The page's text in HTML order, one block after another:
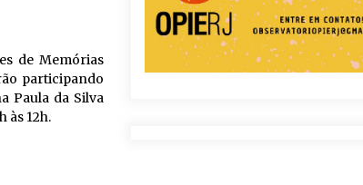
de Memórias
participando
Paula da Silva
às 12h.